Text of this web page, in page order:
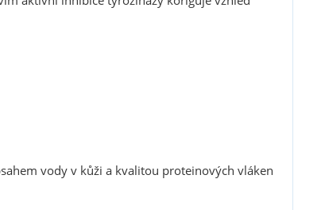
vody v kůži a kvalitou proteinových vláken